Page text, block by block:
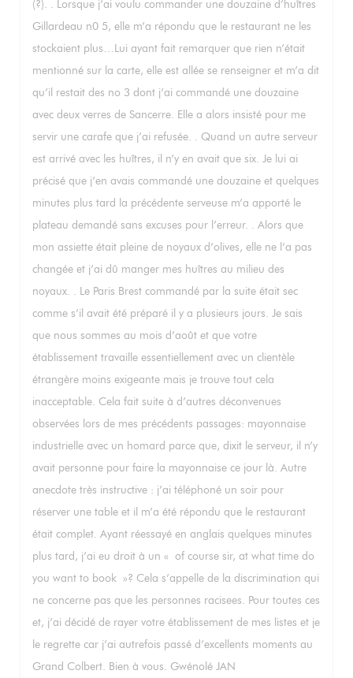
(?). . Lorsque j’ai voulu commander une douzaine d’huîtres
Gillardeau n0 5, elle m’a répondu que le restaurant ne les
stockaient plus…Lui ayant fait remarquer que rien n’était
mentionné sur la carte, elle est allée se renseigner et m’a dit
qu’il restait des no 3 dont j’ai commandé une douzaine
avec deux verres de Sancerre. Elle a alors insisté pour me
servir une carafe que j’ai refusée. . Quand un autre serveur
est arrivé avec les huîtres, il n’y en avait que six. Je lui ai
précisé que j’en avais commandé une douzaine et quelques
minutes plus tard la précédente serveuse m’a apporté le
plateau demandé sans excuses pour l’erreur. . Alors que
mon assiette était pleine de noyaux d’olives, elle ne l’a pas
changée et j’ai dû manger mes huîtres au milieu des
noyaux. . Le Paris Brest commandé par la suite était sec
comme s’il avait été préparé il y a plusieurs jours. Je sais
que nous sommes au mois d’août et que votre
établissement travaille essentiellement avec un clientèle
étrangère moins exigeante mais je trouve tout cela
inacceptable. Cela fait suite à d’autres déconvenues
observées lors de mes précédents passages: mayonnaise
industrielle avec un homard parce que, dixit le serveur, il n’y
avait personne pour faire la mayonnaise ce jour là. Autre
anecdote très instructive : j’ai téléphoné un soir pour
réserver une table et il m’a été répondu que le restaurant
était complet. Ayant réessayé en anglais quelques minutes
plus tard, j’ai eu droit à un « of course sir, at what time do
you want to book »? Cela s’appelle de la discrimination qui
ne concerne pas que les personnes racisees. Pour toutes ces
et, j’ai décidé de rayer votre établissement de mes listes et je
le regrette car j’ai autrefois passé d’excellents moments au
Grand Colbert. Bien à vous. Gwénolé JAN